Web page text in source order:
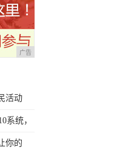
广告
活动
系统，
你的